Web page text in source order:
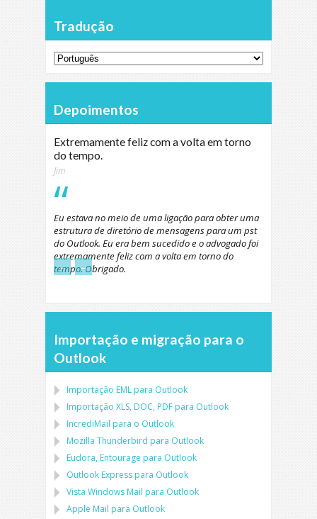
Tradução
Depoimentos
Extremamente feliz com a volta em torno
do tempo.
Jim
Eu estava no meio de uma ligação para obter uma
estrutura de diretório de mensagens para um pst
do Outlook. Eu era bem sucedido e o advogado foi
extremamente feliz com a volta em torno do
tempo. Obrigado.
← →
Importação e migração para o
Outlook
Importação EML para Outlook
Importação XLS, DOC, PDF para Outlook
IncrediMail para o Outlook
Mozilla Thunderbird para Outlook
Eudora, Entourage para Outlook
Outlook Express para Outlook
Vista Windows Mail para Outlook
Apple Mail para Outlook